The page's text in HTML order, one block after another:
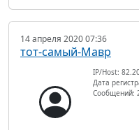
14 апреля 2020 07:36
тот-самый-Мавр
IP/Host:
Дата
Сообщений: